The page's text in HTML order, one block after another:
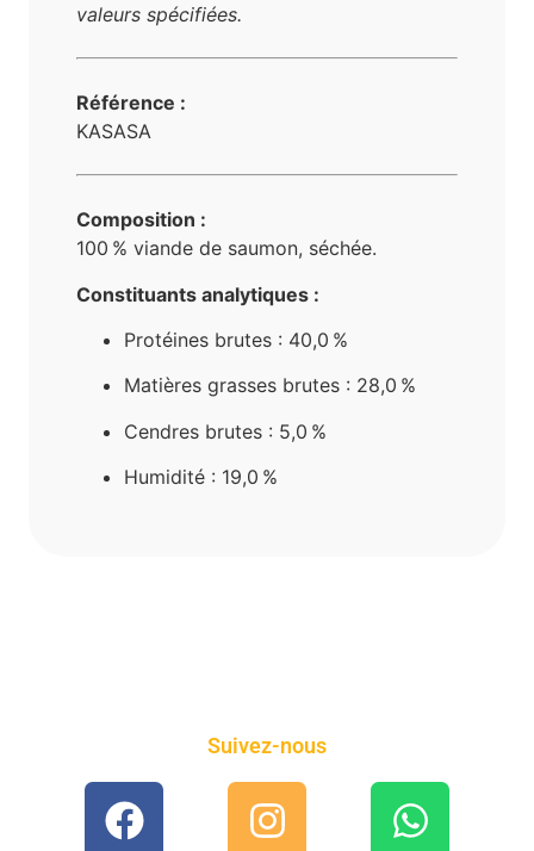
valeurs spécifiées.
Référence :
KASASA
Composition :
100 % viande de saumon, séchée.
Constituants analytiques :
Protéines brutes : 40,0 %
Matières grasses brutes : 28,0 %
Cendres brutes : 5,0 %
Humidité : 19,0 %
Suivez-nous